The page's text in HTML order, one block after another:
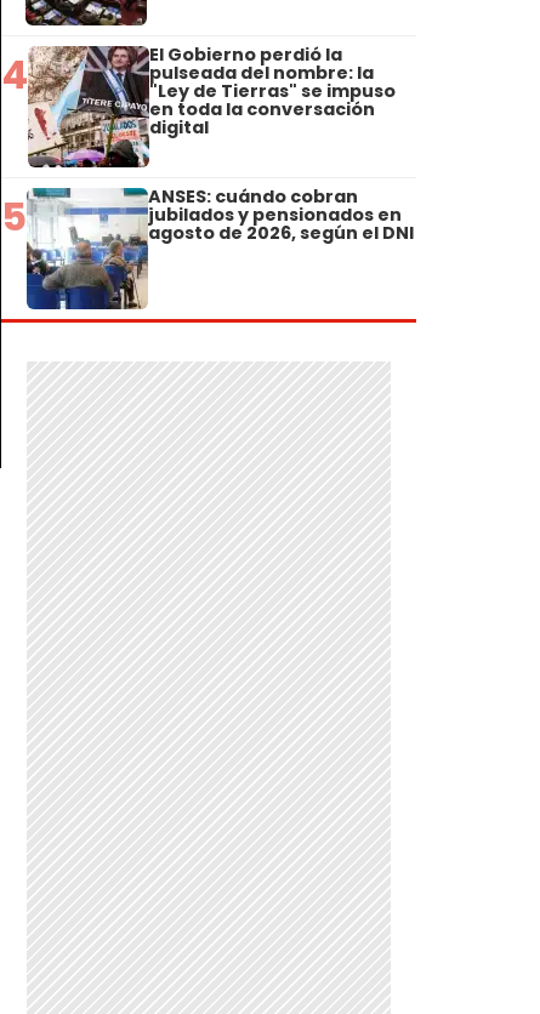
4 El Gobierno perdió la
pulseada del nombre: la
"Ley de Tierras" se impuso
en toda la conversación
digital
5 ANSES: cuándo cobran
jubilados y pensionados en
agosto de 2026, según el DNI